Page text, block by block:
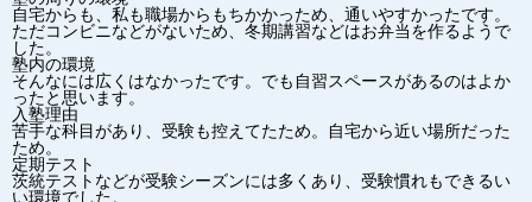
自宅からも、私も職場からもちかかっため、通いやすかったです。
ただコンビニなどがないため、冬期講習などはお弁当を作るようで
した。
塾内の環境
そんなには広くはなかったです。でも自習スペースがあるのはよか
ったと思います。
入塾理由
苦手な科目があり、受験も控えてたため。自宅から近い場所だった
ため。
定期テスト
茨統テストなどが受験シーズンには多くあり、受験慣れもできるい
い環境でした。